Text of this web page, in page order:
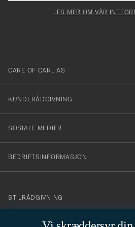
dig
till
vårt
nyhetsbrev!
LES MER OM VÅR
CARE OF CARL AS
KUNDERÅDGIVNING
SOSIALE MEDIER
BEDRIFTSINFORMASJON
info@careofcarl.no
STILRÅDGIVNING